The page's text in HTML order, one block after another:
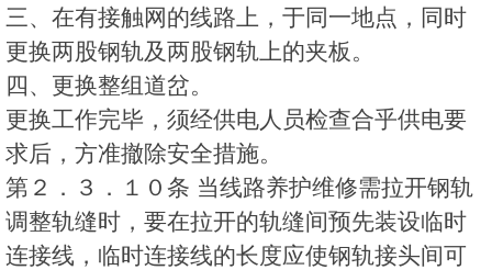
三、在有接触网的线路上，于同一地点，同时
更换两股钢轨及两股钢轨上的夹板。
四、更换整组道岔。
更换工作完毕，须经供电人员检查合乎供电要
求后，方准撤除安全措施。
第２．３．１０条 当线路养护维修需拉开钢轨
调整轨缝时，要在拉开的轨缝间预先装设临时
连接线，临时连接线的长度应使钢轨接头间可